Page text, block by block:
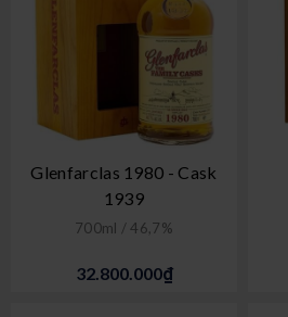
Glenfarclas 1980 - Cask
1939
700ml / 46,7%
32.800.000₫